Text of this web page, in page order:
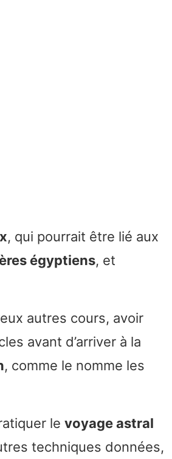
, qui pourrait être lié aux
égyptiens, et
autres cours, avoir
avant d’arriver à la
, comme le nomme les
le voyage astral
techniques données,